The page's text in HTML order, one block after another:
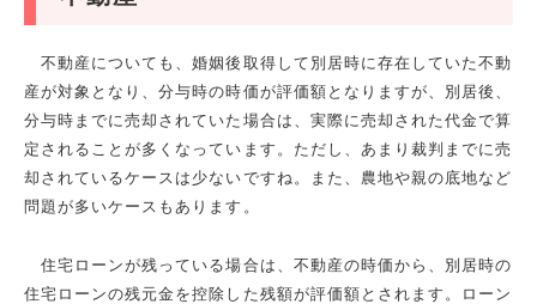
不動産についても、婚姻後取得して別居時に存在していた不動
産が対象となり、分与時の時価が評価額となりますが、別居後、
分与時までに売却されていた場合は、実際に売却された代金で算
定されることが多くなっています。ただし、あまり裁判までに売
却されているケースは少ないですね。また、農地や親の底地など
問題が多いケースもあります。
住宅ローンが残っている場合は、不動産の時価から、別居時の
住宅ローンの残元金を控除した残額が評価額とされます。ローン